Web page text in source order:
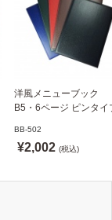
洋風メニューブック
B5・6ページ ピンタイ
ニュー6P えいむ(Aim)
BB-502
¥2,002 (税込)